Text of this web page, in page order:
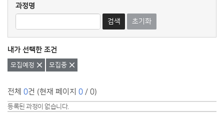
과정명
검색
초기화
내가 선택한 조건
모집예정 삭제 모집중삭제
전체 0건 (현재 페이지 0 / 0)
등록된 과정이 없습니다.